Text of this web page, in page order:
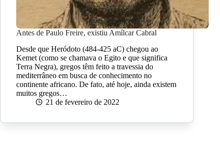
Antes de Paulo Freire, existiu Amílcar Cabral
Desde que Heródoto (484-425 aC) chegou ao
Kemet (como se chamava o Egito e que significa
Terra Negra), gregos têm feito a travessia do
mediterrâneo em busca de conhecimento no
continente africano. De fato, até hoje, ainda existem
muitos gregos…
21 de fevereiro de 2022